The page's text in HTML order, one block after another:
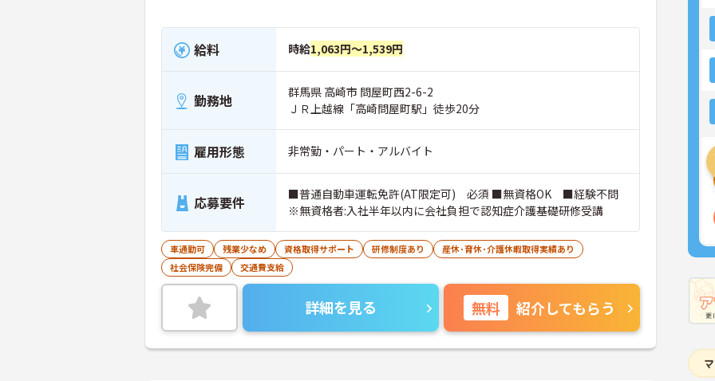
給料 時給1,063円～1,539円
勤務地
群馬県 高崎市 問屋町西2-6-2
ＪＲ上越線「高崎問屋町駅」徒歩20分
雇用形態 非常勤・パート・アルバイト
応募要件
■普通自動車運転免許(AT限定可) 必須 ■無資格OK ■経験不問
※無資格者:入社半年以内に会社負担で認知症介護基礎研修受講
車通勤可 残業少なめ 資格取得サポート 研修制度あり
産休･育休･介護休暇取得実績あり
社会保険完備
交通費支給
詳細を見る 無料 紹介してもらう